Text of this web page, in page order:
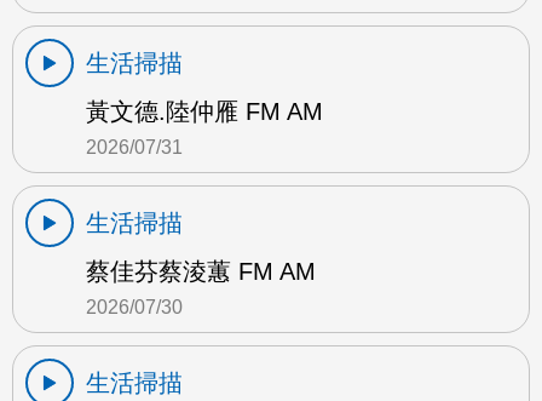
生活掃描
黃文德.陸仲雁 FM AM
2026/07/31
生活掃描
蔡佳芬蔡淩蕙 FM AM
2026/07/30
生活掃描